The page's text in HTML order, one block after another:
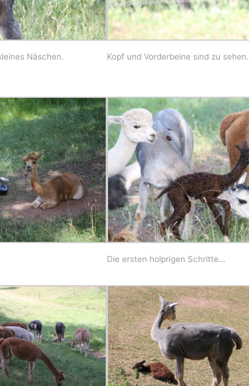
Näschen. Kopf und Vorderbeine sind zu sehen.
Die ersten holprigen Schritte…